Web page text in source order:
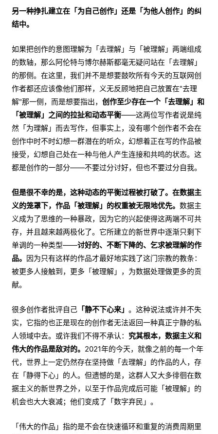
另一种挣扎建立在「为自己创作」还是「为他人创作」的纠
结中。
如果把创作的意图理解为「去理解」与「被理解」两端组成
的数轴，那么阿伦特与博尔赫斯都毫无疑问站在「去理解」
的那侧。在这里，我们并不是想要鼓吹所有今天的互联网创
作者都还应该像他们那样，义无反顾地把自己放置在"去理
解"那一侧，而是想要指出， 创作至少存在一个「去理解」和
「被理解」之间的拉扯和动态平衡——这两位写作者说是纯
然「为理解」而去写作，但事实上，没有哪个创作者不会在
创作中时不时幻想一群潜在的听众，幻想着正在写的作品被
接受，幻想自己处在一种与他人产生连接和共鸣的状态。这
都是创作的一部分——不要过分讨好，但也不要过分自我。
但是很不幸的是，这种动态的平衡过程被打破了。在数据主
义的笼罩下，作品「被理解」的权重被无限地优先。 数据主
义成为了思维的一种暴政，因为它的兴起使得这两端不可共
存，并且越来越两极化了。它所建立的新世界中逐渐只剩下
单调的一种类型——讨好的、不断下降的、乞求被理解的作
品。 因为只有这样的作品才最好地实践了这门宗教的教条：
被更多人接触到，更多「被理解」，为数据处理做更多的贡
献。
很多创作者批评自己 「静不下心来」 。这种说法或许并不失
实，它指的也正是现在的创作者无法返回一种真正宁静的私
人领域中去。或许我们不得不承认： 究其根本，数据主义和
伟大的作品是敌对的。 2021年的今天，就像之前的每一个年
代，世界上一定仍然存在坚持做「去理解」的作品的人，存
在「静得下心」的人。但遗憾的是，这群人又大多徘徊在数
据主义的新世界之外，以至于作品完成后可能「被理解」的
机会也大大衰减；他们变成了「数字弃民」。
「伟大的作品」指的是不会在快速循环和重复的消费周期里